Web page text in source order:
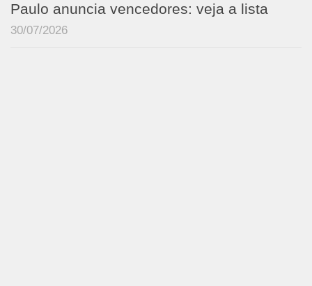
Paulo anuncia vencedores: veja a lista
30/07/2026